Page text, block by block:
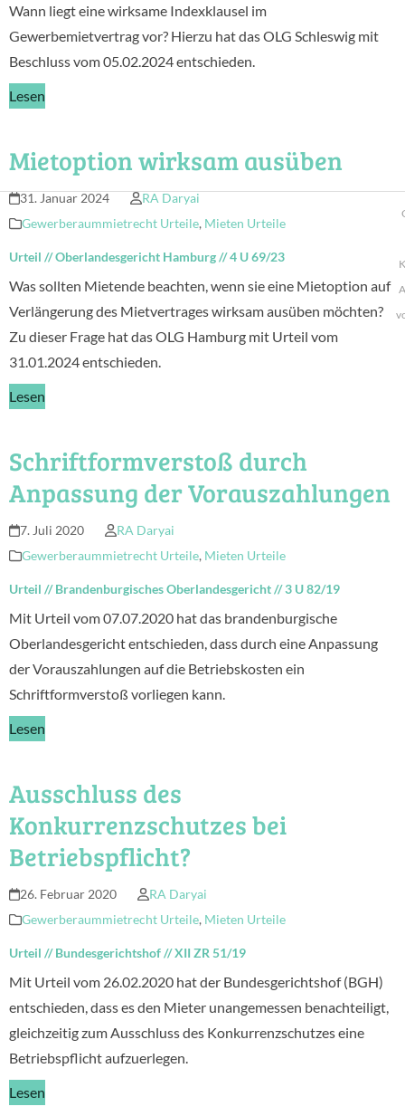
Wann liegt eine wirksame Indexklausel im
Gewerbemietvertrag vor? Hierzu hat das OLG Schleswig mit
Beschluss vom 05.02.2024 entschieden.
Lesen
Mietoption wirksam ausüben
31. Januar 2024
RA Daryai
Gewerberaummietrecht Urteile, Mieten Urteile
Urteil //Oberlandesgericht Hamburg//4 U 69/23
Was sollten Mietende beachten, wenn sie eine Mietoption auf
Verlängerung des Mietvertrages wirksam ausüben möchten?
Zu dieser Frage hat das OLG Hamburg mit Urteil vom
31.01.2024 entschieden.
Lesen
Schriftformverstoß durch
Anpassung der Vorauszahlungen
7. Juli 2020
RA Daryai
Gewerberaummietrecht Urteile, Mieten Urteile
Urteil //Brandenburgisches Oberlandesgericht//3 U 82/19
Mit Urteil vom 07.07.2020 hat das brandenburgische
Oberlandesgericht entschieden, dass durch eine Anpassung
der Vorauszahlungen auf die Betriebskosten ein
Schriftformverstoß vorliegen kann.
Lesen
Ausschluss des
Konkurrenzschutzes bei
Betriebspflicht?
26. Februar 2020
RA Daryai
Gewerberaummietrecht Urteile, Mieten Urteile
Urteil //Bundesgerichtshof//XII ZR 51/19
Mit Urteil vom 26.02.2020 hat der Bundesgerichtshof (BGH)
entschieden, dass es den Mieter unangemessen benachteiligt,
gleichzeitig zum Ausschluss des Konkurrenzschutzes eine
Betriebspflicht aufzuerlegen.
Lesen